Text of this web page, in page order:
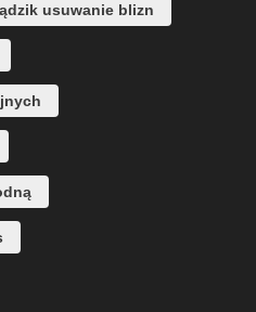
usuwanie blizn